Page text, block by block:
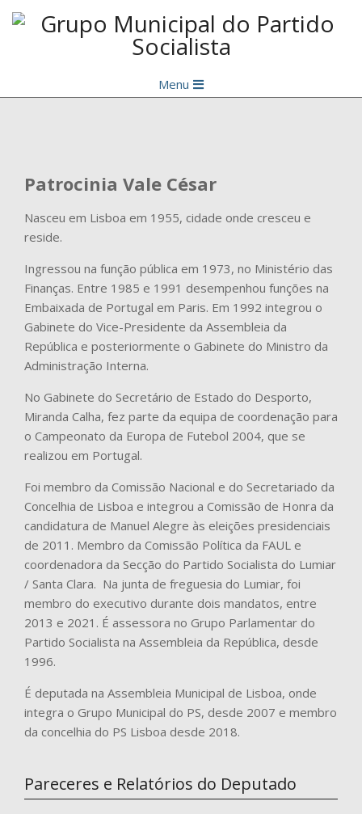
Skip
Municipal
Navigation
Menu
Patrocinia Vale César
Nasceu em Lisboa em 1955, cidade onde cresceu e
reside.
Ingressou na função pública em 1973, no Ministério das
Finanças. Entre 1985 e 1991 desempenhou funções na
Embaixada de Portugal em Paris. Em 1992 integrou o
Gabinete do Vice-Presidente da Assembleia da
República e posteriormente o Gabinete do Ministro da
Administração Interna.
No Gabinete do Secretário de Estado do Desporto,
Miranda Calha, fez parte da equipa de coordenação para
o Campeonato da Europa de Futebol 2004, que se
realizou em Portugal.
Foi membro da Comissão Nacional e do Secretariado da
Concelhia de Lisboa e integrou a Comissão de Honra da
candidatura de Manuel Alegre às eleições presidenciais
de 2011. Membro da Comissão Política da FAUL e
coordenadora da Secção do Partido Socialista do Lumiar
/ Santa Clara. Na junta de freguesia do Lumiar, foi
membro do executivo durante dois mandatos, entre
2013 e 2021. É assessora no Grupo Parlamentar do
Partido Socialista na Assembleia da República, desde
1996.
É deputada na Assembleia Municipal de Lisboa, onde
integra o Grupo Municipal do PS, desde 2007 e membro
da concelhia do PS Lisboa desde 2018.
Pareceres e Relatórios do Deputado